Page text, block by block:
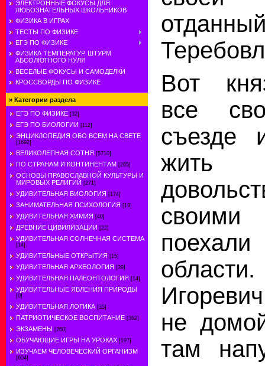
ЭЛЕКТРОННЫЕ ФОКУСЫ ДЛЯ
ЛЮБОЗНАТЕЛЬНЫХ ШКОЛЬНИКОВ
ФИЗИКА В ИГРАХ
ТЕСТЫ ПО ФИЗИКЕ
ЕГЭ ПО ФИЗИКЕ
ФИЗИКА ТЕМПЕРАТУР. ШТУРМ
АБСОЛЮТНОГО НУЛЯ
ВЕСЕЛЫЕ ФОКУСЫ И САМОДЕЛКИ
КРОССВОРДЫ ПО ФИЗИКЕ
» Категории раздела
ЕГЭ ПО ФИЗИКЕ [32]
ЕГЭ ПО БИОЛОГИИ [112]
ЭНЦИКЛОПЕДИЯ ОБО ВСЕМ НА СВЕТЕ
[1692]
ВЕЛИКОЛЕПНАЯ СОТНЯ [5710]
ПО СТРАНАМ И КОНТИНЕНТАМ [265]
ОСНОВЫ ПРАВОСЛАВНОЙ КУЛЬТУРЫ И
МИРОВЫХ РЕЛИГИЙ [271]
УДИВИТЕЛЬНАЯ БИОЛОГИЯ [174]
ЗАНИМАТЕЛЬНАЯ ПСИХОЛОГИЯ [19]
УДИВИТЕЛЬНАЯ ХИМИЯ [40]
ДРЕВНИЕ ЦИВИЛИЗАЦИИ [22]
УДИВИТЕЛЬНАЯ СОЛНЕЧНАЯ СИСТЕМА
[14]
УДИВИТЕЛЬНЫЕ ОТКРЫТИЯ [15]
УДИВИТЕЛЬНАЯ АРХЕОЛОГИЯ [39]
УДИВИТЕЛЬНАЯ ПАЛЕОНТОЛОГИЯ [14]
УДИВИТЕЛЬНЫЕ ЯВЛЕНИЯ ПРИРОДЫ
[0]
УДИВИТЕЛЬНАЯ ЛОГИКА [35]
ПАТРИОТИЧЕСКОЕ ВОСПИТАНИЕ [362]
ЭКЗАМЕНЫ [260]
ОБУЧАЮЩИЕ ИГРЫ НА УРОКАХ [197]
ИЗУЧАЕМ ЧЕЛОВЕЧЕСКИЙ ОРГАНИЗМ
[604]
Вот
все
съезде
жить
не
там